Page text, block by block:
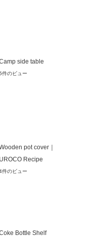
side table
件のビュー
pot cover｜
UROCO Recipe
件のビュー
Bottle Shelf